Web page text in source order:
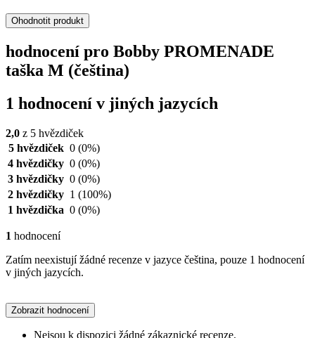
Ohodnotit produkt
hodnocení pro Bobby PROMENADE
taška M (čeština)
1 hodnocení v jiných jazycích
2,0 z 5 hvězdiček
5 hvězdiček 0 (0%)
4 hvězdičky 0 (0%)
3 hvězdičky 0 (0%)
2 hvězdičky 1 (100%)
1 hvězdička 0 (0%)
1 hodnocení
Zatím neexistují žádné recenze v jazyce čeština, pouze 1 hodnocení
v jiných jazycích.
Zobrazit hodnocení
Nejsou k dispozici žádné zákaznické recenze.